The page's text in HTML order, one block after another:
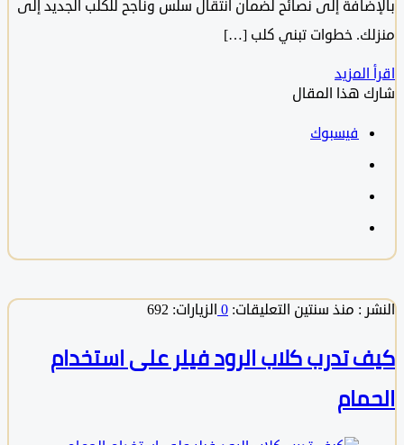
إلى نصائح لضمان انتقال سلس وناجح للكلب الجديد إلى
خطوات تبني كلب […]
هذا المقال
فيسبوك
: منذ سنتينالتعليقات:0الزيارات: 692
تدرب كلاب الرود فيلر على استخدام